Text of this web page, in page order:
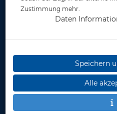
Herstellerpreis: 78,00 €
Zustimmung mehr.
Daten
Speichern
Alle